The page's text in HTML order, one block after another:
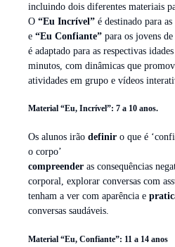
incluindo dois diferentes materiais
O “Eu Incrível” é destinado para
e “Eu Confiante” para os jovens
é adaptado para as respectivas
minutos, com dinâmicas que
atividades em grupo e vídeos
Material “Eu, Incrível”: 7 a 10 anos.
Os alunos irão definir o que é
o corpo’
compreender as consequências
corporal, explorar conversas com
tenham a ver com aparência e
conversas saudáveis.
Material “Eu, Confiante”: 11 a 14 anos